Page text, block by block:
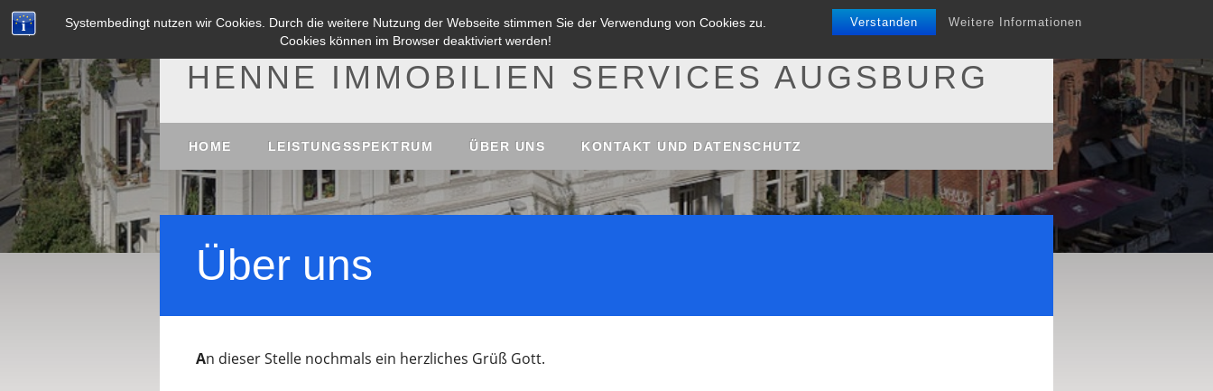
Systembedingt nutzen wir Cookies. Durch die weitere Nutzung der Webseite stimmen Sie der Verwendung von Cookies zu.
Cookies können im Browser deaktiviert werden!
Verstanden Weitere Informationen
HENNE IMMOBILIEN SERVICES AUGSBURG
Main menu
content
HOME LEISTUNGSSPEKTRUM ÜBER UNS KONTAKT UND DATENSCHUTZ
Über uns
An dieser Stelle nochmals ein herzliches Grüß Gott.